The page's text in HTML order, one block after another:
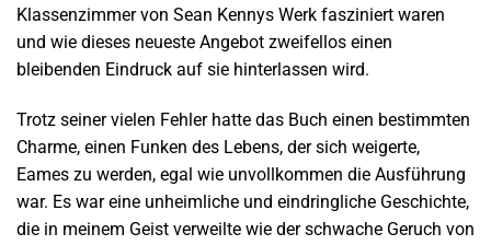
Klassenzimmer von Sean Kennys Werk fasziniert waren
und wie dieses neueste Angebot zweifellos einen
bleibenden Eindruck auf sie hinterlassen wird.
Trotz seiner vielen Fehler hatte das Buch einen bestimmten
Charme, einen Funken des Lebens, der sich weigerte,
Eames zu werden, egal wie unvollkommen die Ausführung
war. Es war eine unheimliche und eindringliche Geschichte,
die in meinem Geist verweilte wie der schwache Geruch von